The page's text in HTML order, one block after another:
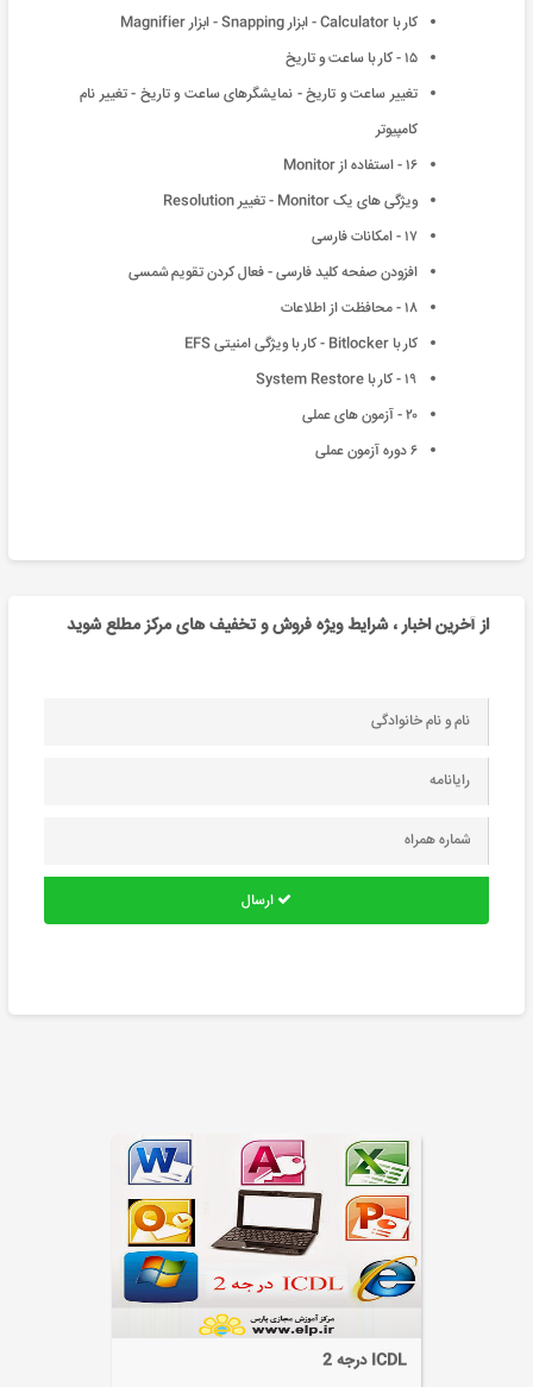
کار با Calculator - ابزار Snapping - ابزار Magnifier
۱۵ - کار با ساعت و تاریخ
تغییر ساعت و تاریخ - نمایشگرهای ساعت و تاریخ - تغییر نام
کامپیوتر
۱۶ - استفاده از Monitor
ویژگی های یک Monitor - تغییر Resolution
۱۷ - امکانات فارسی
افزودن صفحه کلید فارسی - فعال کردن تقویم شمسی
۱۸ - محافظت از اطلاعات
کار با Bitlocker - کار با ویژگی امنیتی EFS
۱۹ - کار با System Restore
۲۰ - آزمون های عملی
۶ دوره آزمون عملی
از آخرین اخبار ، شرایط ویژه فروش و تخفیف های مرکز مطلع شوید
ارسال